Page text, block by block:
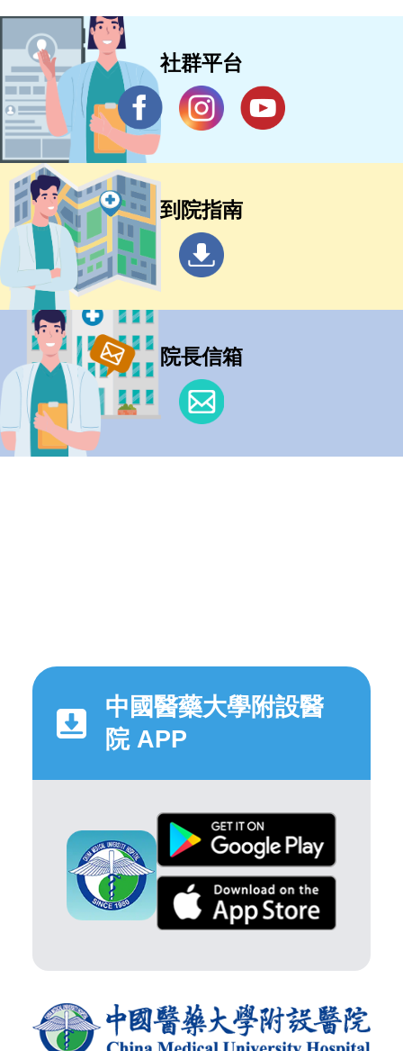
社群平台
到院指南
院長信箱
中國醫藥大學附設醫
院 APP